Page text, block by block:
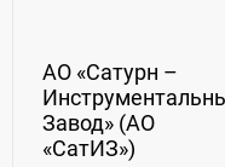
АО «Сатурн –
Завод» (АО
«СатИЗ»)